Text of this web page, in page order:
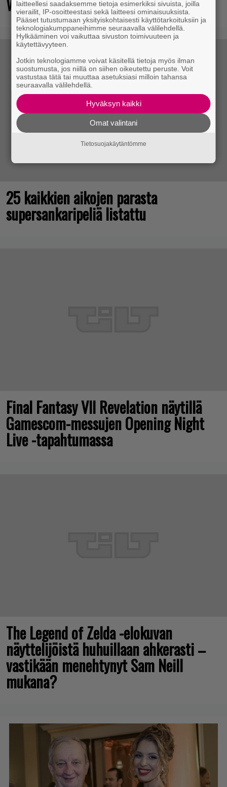
25 kaikkien aikojen parasta
supersankaripeliä listattu
Final Fantasy VII Revelation näytillä
Gamescom-messujen Opening Night
Live -tapahtumassa
The Legend of Zelda -elokuvan
näyttelijöistä huhuillaan ahkerasti –
vastikään menehtynyt Sam Neill
mukana?
laitteellesi saadaksemme tietoja esimerkiksi sivuista, joilla
vierailit, IP-osoitteestasi sekä laitteesi ominaisuuksista.
Pääset tutustumaan yksityiskohtaisesti käyttötarkoituksiin ja
teknologiakumppaneihimme seuraavalla välilehdellä.
Hylkääminen voi vaikuttaa sivuston toimivuuteen ja
käytettävyyteen.
Jotkin teknologiamme voivat käsitellä tietoja myös ilman
suostumusta, jos niillä on siihen oikeutettu peruste. Voit
vastustaa tätä tai muuttaa asetuksiasi milloin tahansa
seuraavalla välilehdellä.
Hyväksyn kaikki
Omat valintani
Tietosuojakäytäntömme